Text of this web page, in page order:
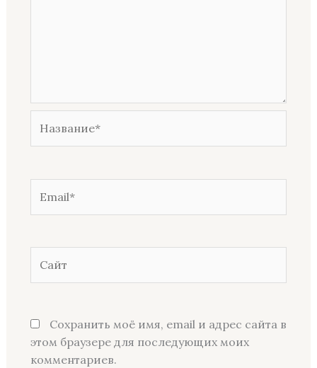
Сохранить моё имя, email и адрес сайта в
этом браузере для последующих моих
комментариев.